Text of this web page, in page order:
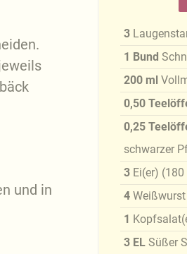
und in
3
1 Bund
200 ml
0,50
0,25
schwarzer
3 Ei(er) (180
4
1
3 EL Süßer